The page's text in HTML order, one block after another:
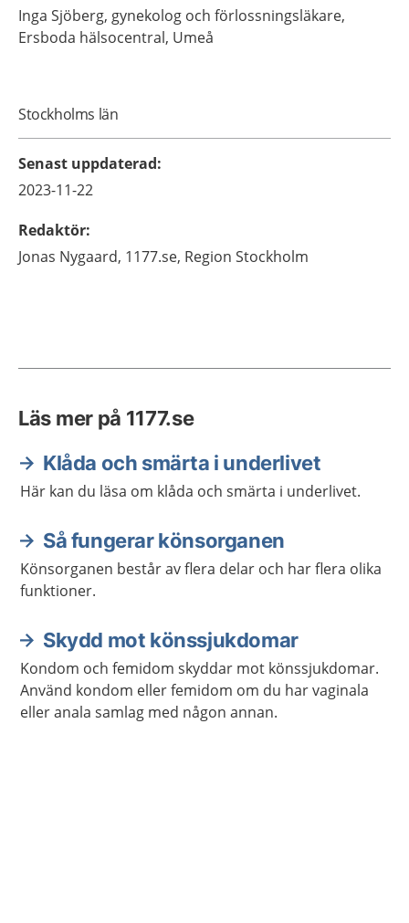
Inga Sjöberg, gynekolog och förlossningsläkare,
Ersboda hälsocentral, Umeå
Stockholms län
Senast uppdaterad:
2023-11-22
Redaktör:
Jonas Nygaard, 1177.se, Region Stockholm
Läs mer på 1177.se
Klåda och smärta i underlivet
Här kan du läsa om klåda och smärta i underlivet.
Så fungerar könsorganen
Könsorganen består av flera delar och har flera olika
funktioner.
Skydd mot könssjukdomar
Kondom och femidom skyddar mot könssjukdomar.
Använd kondom eller femidom om du har vaginala
eller anala samlag med någon annan.